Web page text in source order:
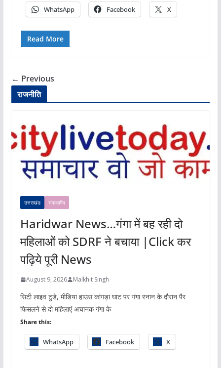
WhatsApp Facebook X
Read More
← Previous
राजनीति
उत्तराखंड संपादकीय
Haridwar News…गंगा में बह रही दो
महिलाओं को SDRF ने बचाया |Click कर
पढ़िये पूरी News
August 9, 2026 Malkhit Singh
सिटी लाइव टुडे, मीडिया हाउस कांगड़ा घाट पर गंगा स्नान के दौरान पैर
फिसलने से दो महिलाएं अचानक गंगा के
Share this:
WhatsApp Facebook X